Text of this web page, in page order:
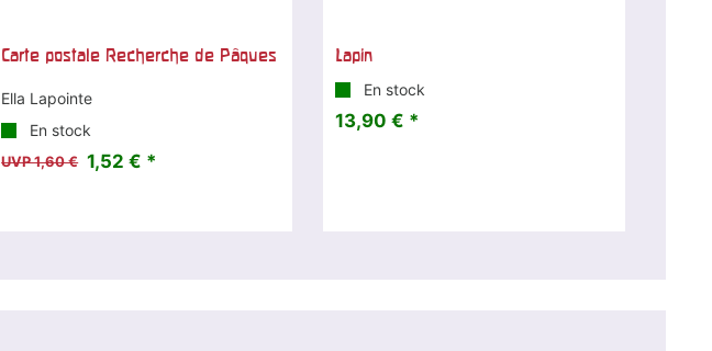
Carte postale Recherche de Pâques
Ella Lapointe
En stock
UVP 1,60 € 1,52 € *
Lapin
En stock
13,90 € *